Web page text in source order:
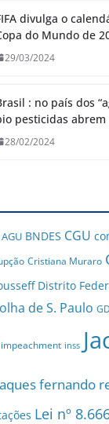
divulga o
do Mundo de
29/03/2024
: no país dos
pesticidas
28/02/2024
AGU BNDES CGU
Cristiana Muraro
Distrito
de S. Paulo
impeachment inss
fernando
Lei nº